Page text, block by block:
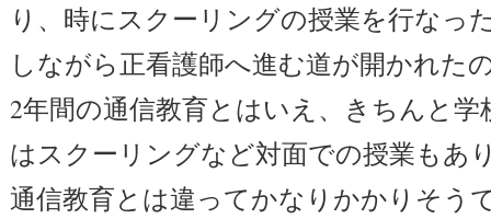
り、時にスクーリングの授業を行なっ
しながら正看護師へ進む道が開かれた
2年間の通信教育とはいえ、きちんと
はスクーリングなど対面での授業もあ
通信教育とは違ってかなりかかりそう